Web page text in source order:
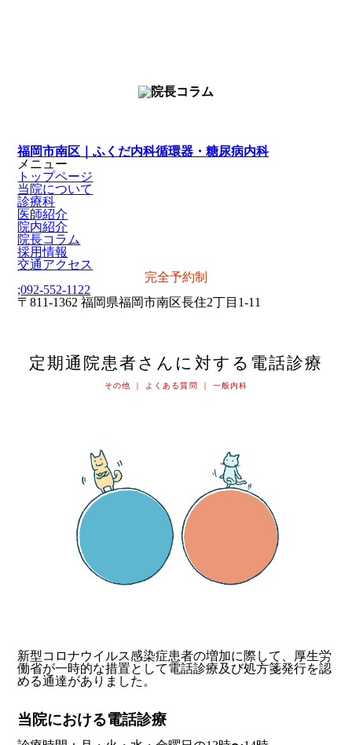
福岡市南区｜ふくだ内科循環器・糖尿病内科
メニュー
トップページ
当院について
診療科
医師紹介
院内紹介
院長コラム
採用情報
交通アクセス
完全予約制
;092-552-1122
〒811-1362 福岡県福岡市南区長住2丁目1-11
定期通院患者さんに対する電話診療
その他 ｜ よくある質問 ｜ 一般内科
新型コロナウイルス感染症患者の増加に際して、厚生労
働省が一時的な措置として電話診療及び処方箋発行を認
める通達がありました。
当院における電話診療